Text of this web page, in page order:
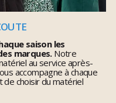
saison les
marques.Notre
au service après-
accompagne à chaque
choisir du matériel